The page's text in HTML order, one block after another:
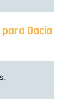
Dacia